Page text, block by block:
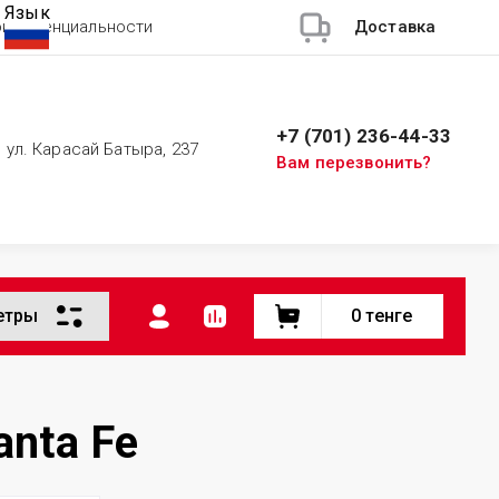
Доставка
ул. Карасай Батыра, 237
+7 (701) 236-44-33
Вам перезвонить?
0 тенге
Fe
Язык